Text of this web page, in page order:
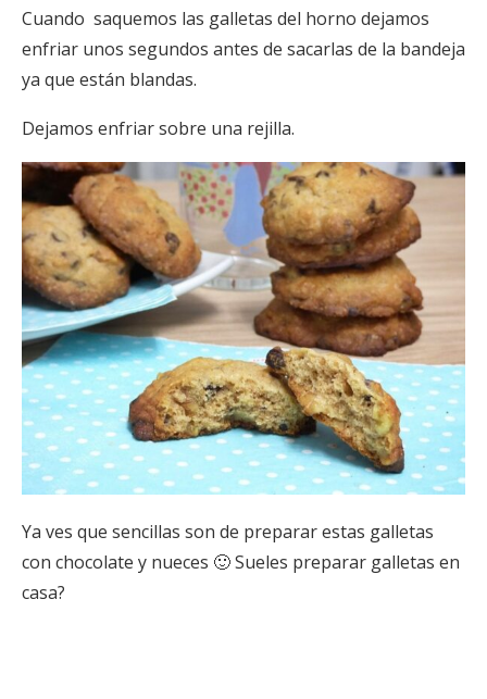
Cuando saquemos las galletas del horno dejamos
enfriar unos segundos antes de sacarlas de la bandeja
ya que están blandas.
Dejamos enfriar sobre una rejilla.
Ya ves que sencillas son de preparar estas galletas
con chocolate y nueces 🙂 Sueles preparar galletas en
casa?